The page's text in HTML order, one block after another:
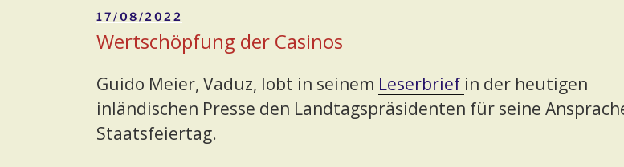
Veröffentlicht
am
17/08/2022
Wertschöpfung der Casinos
Guido Meier, Vaduz, lobt in seinem Leserbrief in der heutigen
inländischen Presse den Landtagspräsidenten für seine
Staatsfeiertag.